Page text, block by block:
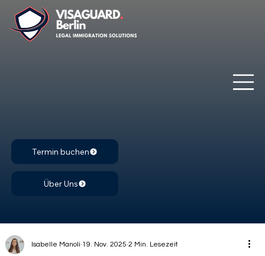
Termin buchen
Über Uns
Isabelle Manoli 19. Nov. 2025 2 Min. Lesezeit